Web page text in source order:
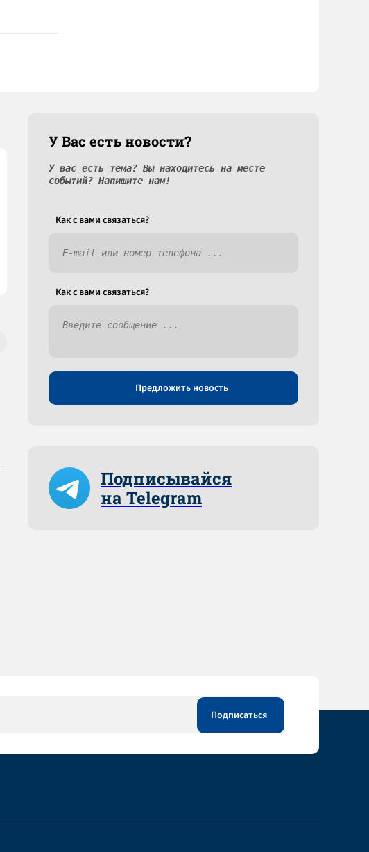
У Вас есть новости?
У вас есть тема? Вы находитесь на месте
событий? Напишите нам!
Как c вами связаться?
Как c вами связаться?
Предложить новость
Подписывайся
на Telegram